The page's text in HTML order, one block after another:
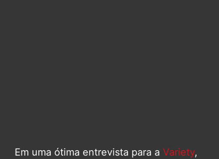
Em uma ótima entrevista para a Variety,